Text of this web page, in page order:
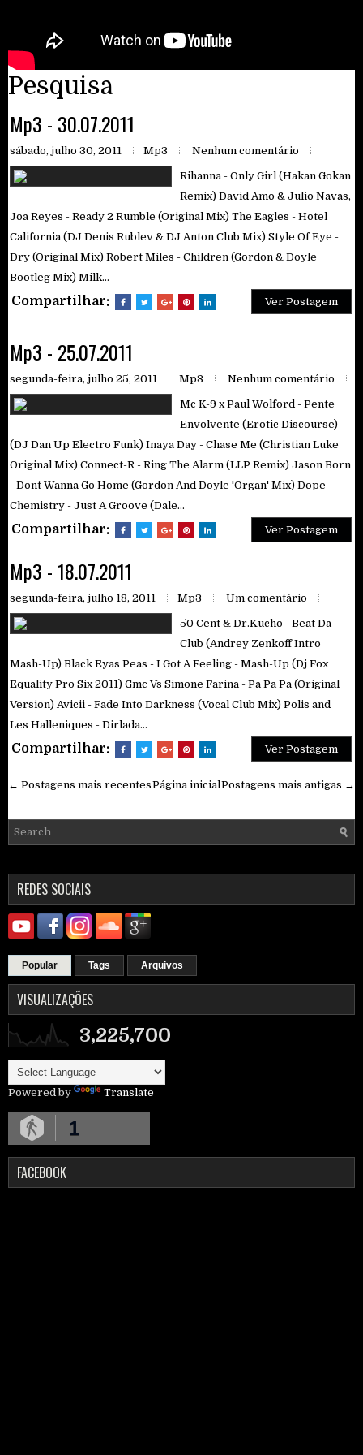
Pesquisa
Mp3 - 30.07.2011
sábado, julho 30, 2011 Mp3 Nenhum comentário
Rihanna - Only Girl (Hakan Gokan
Remix) David Amo & Julio Navas,
Joa Reyes - Ready 2 Rumble (Original Mix) The Eagles - Hotel
California (DJ Denis Rublev & DJ Anton Club Mix) Style Of Eye -
Dry (Original Mix) Robert Miles - Children (Gordon & Doyle
Bootleg Mix) Milk...
Ver Postagem
Compartilhar:
Mp3 - 25.07.2011
segunda-feira, julho 25, 2011 Mp3 Nenhum comentário
Mc K-9 x Paul Wolford - Pente
Envolvente (Erotic Discourse)
(DJ Dan Up Electro Funk) Inaya Day - Chase Me (Christian Luke
Original Mix) Connect-R - Ring The Alarm (LLP Remix) Jason Born
- Dont Wanna Go Home (Gordon And Doyle 'Organ' Mix) Dope
Chemistry - Just A Groove (Dale...
Ver Postagem
Compartilhar:
Mp3 - 18.07.2011
segunda-feira, julho 18, 2011 Mp3 Um comentário
50 Cent & Dr.Kucho - Beat Da
Club (Andrey Zenkoff Intro
Mash-Up) Black Eyas Peas - I Got A Feeling - Mash-Up (Dj Fox
Equality Pro Six 2011) Gmc Vs Simone Farina - Pa Pa Pa (Original
Version) Avicii - Fade Into Darkness (Vocal Club Mix) Polis and
Les Halleniques - Dirlada...
Ver Postagem
Compartilhar:
← Postagens mais recentes Postagens mais antigas →
Página inicial
REDES SOCIAIS
Popular Tags Arquivos
VISUALIZAÇÕES
3,225,700
Powered by Translate
1
FACEBOOK